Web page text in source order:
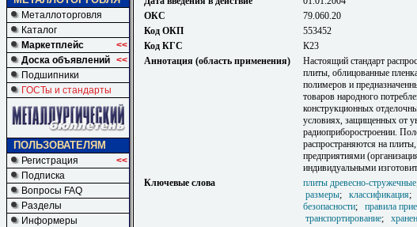
Металлоторговля
Каталог
Маркетплейс
<<
Доска объявлений <<
Подшипники
ГОСТы и стандарты
ПОЛЬЗОВАТЕЛЯМ
Регистрация
<<
Подписка
Вопросы FAQ
Разделы
Информеры
ОКС
79.060.20
Код ОКП
553452
Код КГС
К23
Аннотация (область применения)
Настоящий стандарт
плиты, облицованные
полимеров и
товаров народного
конструкционных
условиях, защищенных от
радиоприборостроении.
распространяются на
предприятиями
индивидуальными
Ключевые слова
плиты древесно-стружечные
размеры; классификация;
безопасности; правила
транспортирование;